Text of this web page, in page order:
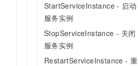
StartServiceInstance - 启动
服务实例
StopServiceInstance - 关闭
服务实例
RestartServiceInstance - 重